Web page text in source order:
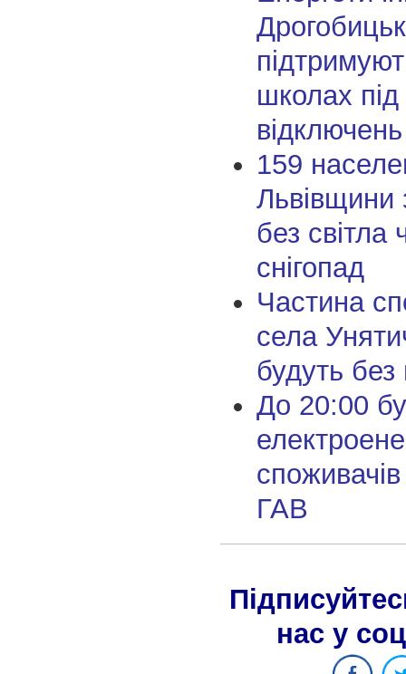
школах під
відключень
159
Львівщини
без світла
снігопад
Частина
села
будуть без
До 20:00
ГАВ
нас у